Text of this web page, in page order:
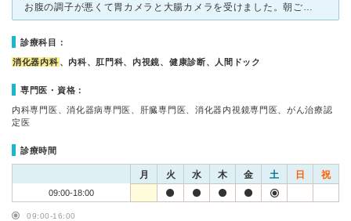
お腹の調子が悪くて胃カメラと大腸カメラを受けました。朝ごはんを食べずに行ったら、今日検査しますかとのこと。なかなか休みがとれないので、とても助かりました。下剤を飲んでトイレに何回か行ったら、早々に検査
診療科目：
消化器内科 、内科、肛門科、内視鏡、健康診断、人間ドック
専門医・資格：
内科専門医、消化器病専門医、肝臓専門医、消化器内視鏡専門医、がん治療認
定医
診療時間
月 火 水 木 金 土 日 祝
09:00-18:00
09:00-16:00